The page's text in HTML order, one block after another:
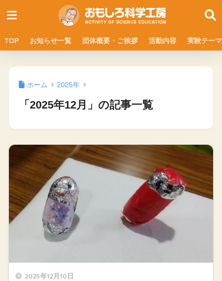
TOP お知らせ一覧 団体概要・ご挨拶 活動内容 実験テーマ
ホーム 2025年
「2025年12月」の記事一覧
2025年12月10日